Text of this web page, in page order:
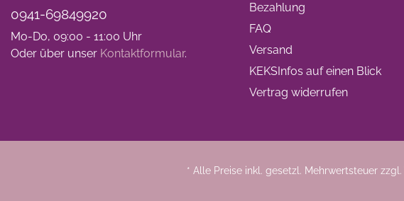
0941-69849920
Mo-Do, 09:00 - 11:00 Uhr
Oder über unser Kontaktformular.
Bezahlung
FAQ
Versand
KEKSInfos auf einen Blick
Vertrag widerrufen
* Alle Preise inkl. gesetzl. Mehrwertsteuer zzgl.